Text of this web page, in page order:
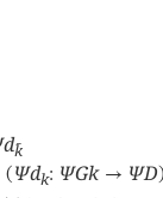
d󰔄
k
( Ψdk: ΨGk → ΨD